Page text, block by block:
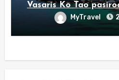
Vasaris Ko Tao
MyTravel